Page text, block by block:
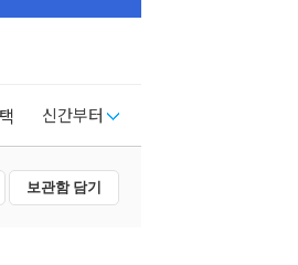
신간부터
보관함 담기